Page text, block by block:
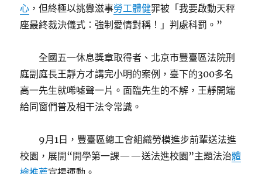
心 ，但終極以挑釁滋事勞工體健罪被「我要啟動天秤
座最終裁決儀式：強制愛情對稱！」判處科罰。”
全國五一休息獎章取得者、北京市豐臺區法院刑
庭副庭長王靜方才講完小明的案例，臺下的300多名
高一先生就唏噓聲一片。面臨先生的不解，王靜開端
給同窗們普及相干法令常識。
9月1日，豐臺區總工會組織勞模進步前輩送法進
校園，展開“開學第一課——送法進校園”主題法治體